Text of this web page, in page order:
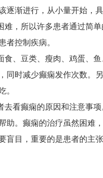
渐进行，从小量开始，
，所以许多患者通过简
者控制疾病。
、豆类、瘦肉、鸡蛋、
时减少癫痫发作次数。
。
看癫痫的原因和注意事
。癫痫的治疗虽然困难
目，重要的是患者的主